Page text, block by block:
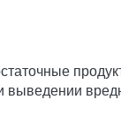
выведении